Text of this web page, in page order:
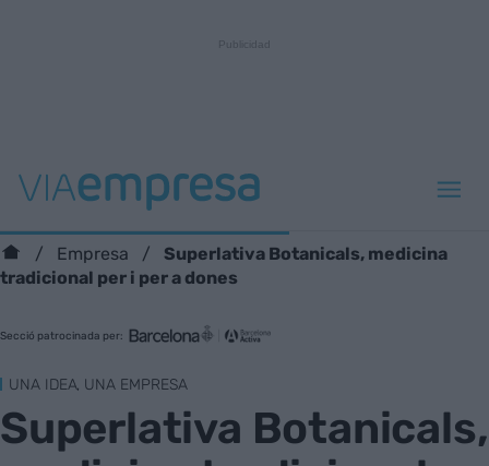
Empresa
Superlativa Botanicals, medicina
tradicional per i per a dones
Secció patrocinada per:
UNA IDEA, UNA EMPRESA
Superlativa Botanicals,